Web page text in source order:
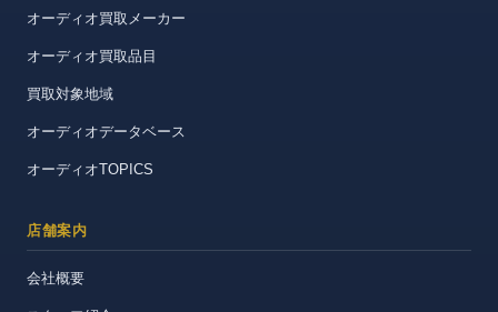
オーディオ買取メーカー
オーディオ買取品目
買取対象地域
オーディオデータベース
オーディオTOPICS
店舗案内
会社概要